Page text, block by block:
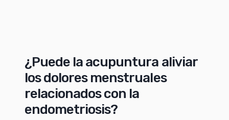
¿Puede la acupuntura aliviar
los dolores menstruales
relacionados con la
endometriosis?